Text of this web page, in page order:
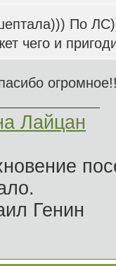
По
чего и
Лайцан
Генин